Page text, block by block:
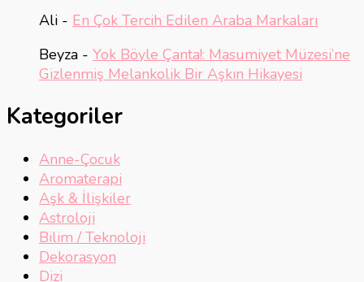
Ali - En Çok Tercih Edilen Araba Markaları
Beyza - Yok Böyle Çanta!: Masumiyet Müzesi’ne
Gizlenmiş Melankolik Bir Aşkın Hikayesi
Kategoriler
Anne-Çocuk
Aromaterapi
Aşk & İlişkiler
Astroloji
Bilim / Teknoloji
Dekorasyon
Dizi